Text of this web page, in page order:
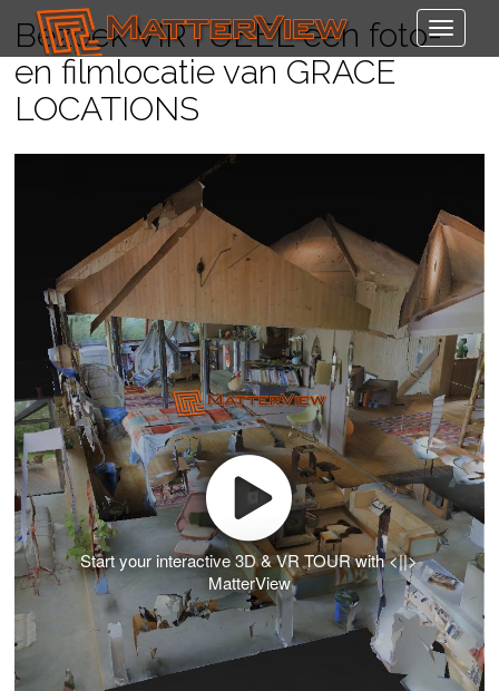
Bezoek VIRTUEEL een foto-
en filmlocatie van GRACE
LOCATIONS
Start your interactive 3D & VR TOUR with <||>
MatterView